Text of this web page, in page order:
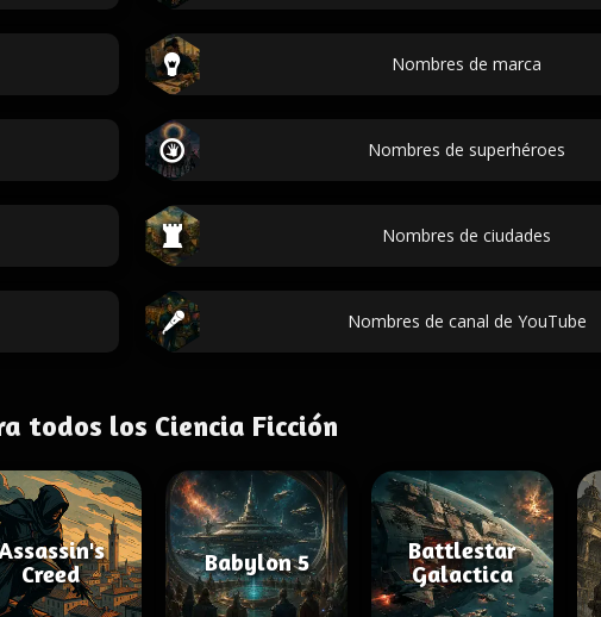
Nombres de marca
Nombres de superhéroes
Nombres de ciudades
Nombres de canal de YouTube
todos los Ciencia Ficción
Creed
Babylon 5
Battlestar
Galactica